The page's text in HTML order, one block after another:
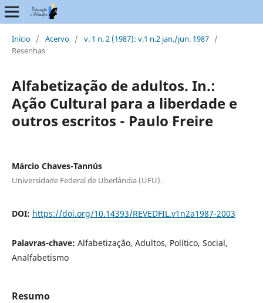
Início / Acervo / v. 1 n. 2 (1987): v.1 n.2 jan./jun. 1987 /
Resenhas
Alfabetização de adultos. In.:
Ação Cultural para a liberdade e
outros escritos - Paulo Freire
Márcio Chaves-Tannús
Universidade Federal de Uberlândia (UFU).
DOI: https://doi.org/10.14393/REVEDFIL.v1n2a1987-2003
Palavras-chave: Alfabetização, Adultos, Político, Social,
Analfabetismo
Resumo